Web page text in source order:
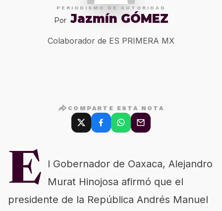
PERIODISMO DE AUTORIDAD
Por Jazmín GÓMEZ
Colaborador de ES PRIMERA MX
COMPARTE ESTA NOTA
E
l Gobernador de Oaxaca, Alejandro
Murat Hinojosa afirmó que el
presidente de la República Andrés Manuel